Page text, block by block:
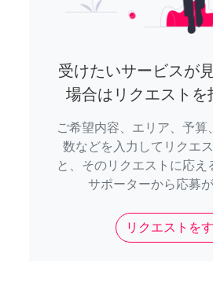
受けたいサービスが
場合はリクエストを
ご希望内容、エリア、予算
数などを入力してリクエ
と、そのリクエストに応え
サポーターから応募が
リクエストを